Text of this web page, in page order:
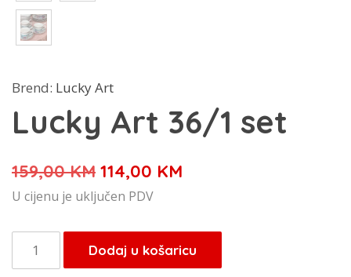
Brend: Lucky Art
Lucky Art 36/1 set
159,00KM Izvorna
cijena
je:
159,00 KM.
114,00 KM
U cijenu je uključen PDV
Lucky
Art
Dodaj u košaricu